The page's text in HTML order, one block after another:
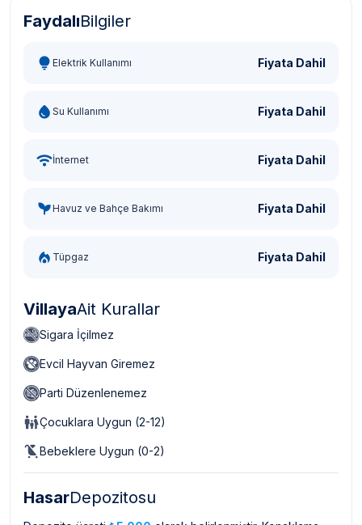
Türk Lirası - TL
FaydalıBilgiler
Elektrik Kullanımı Fiyata Dahil
Su Kullanımı Fiyata Dahil
İnternet Fiyata Dahil
Havuz ve Bahçe Bakımı Fiyata Dahil
Tüpgaz Fiyata Dahil
VillayaAit Kurallar
Sigara İçilmez
Evcil Hayvan Giremez
Parti Düzenlenemez
Çocuklara Uygun (2-12)
Bebeklere Uygun (0-2)
HasarDepozitosu